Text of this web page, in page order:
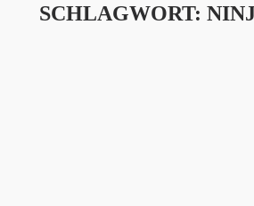
SCHLAGWORT: